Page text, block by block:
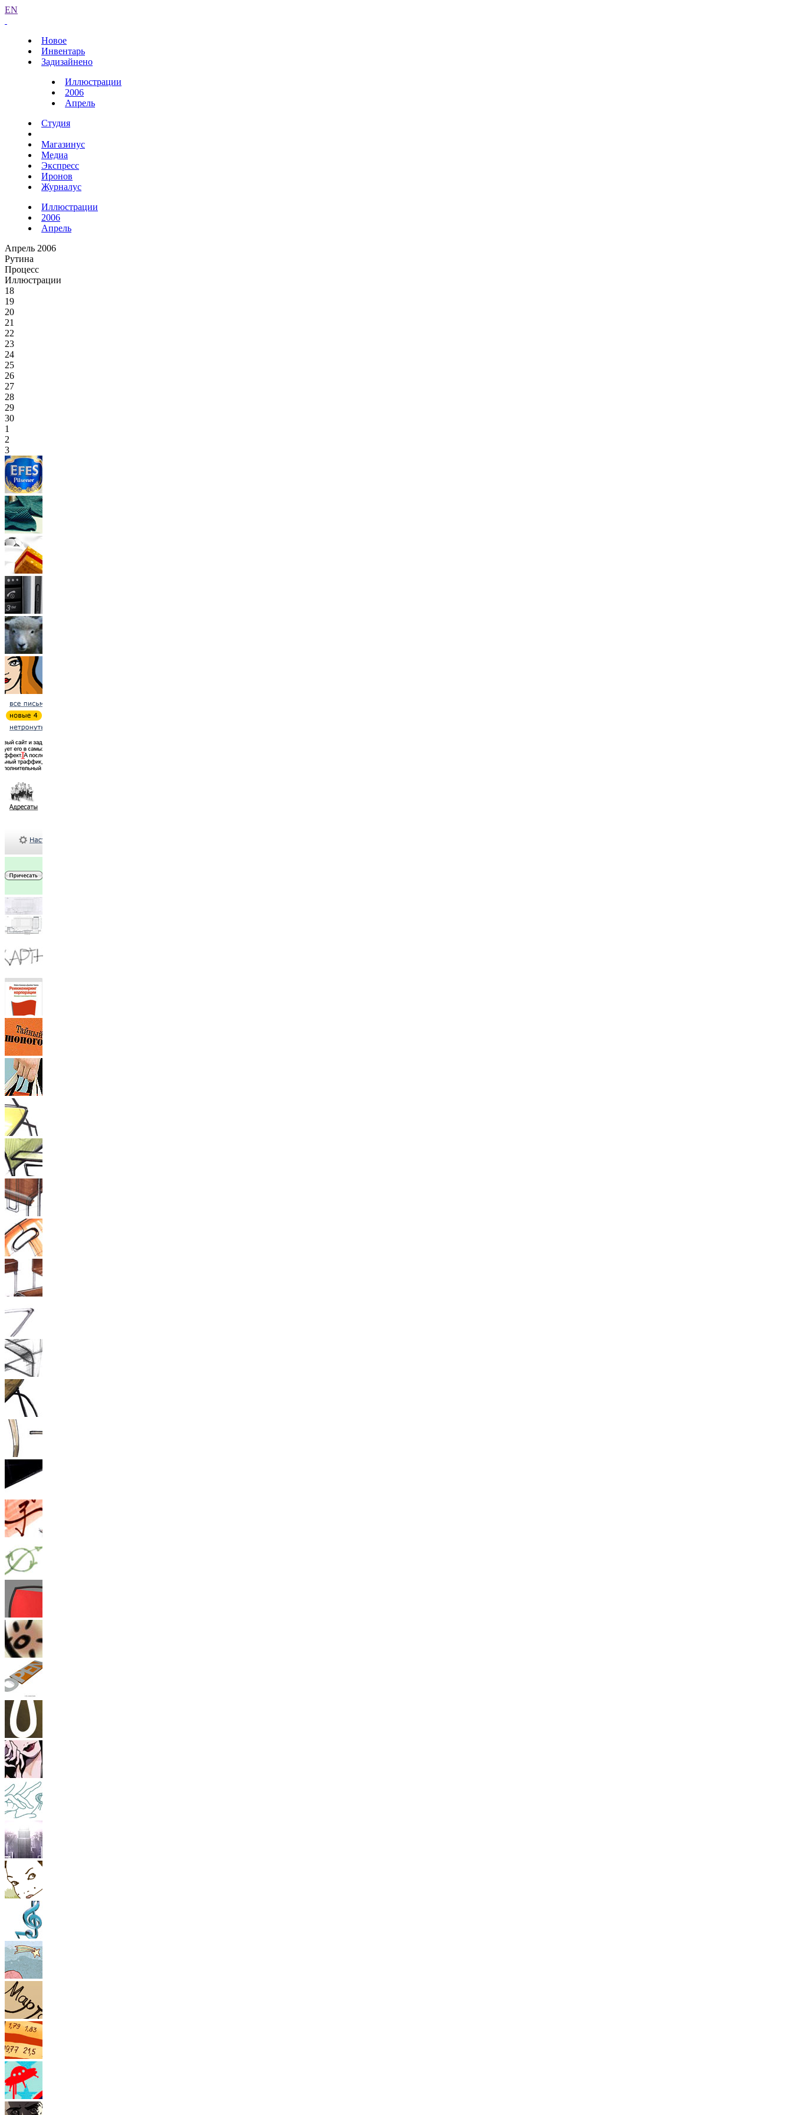
EN
Новое
Инвентарь
Задизайнено
Иллюстрации
2006
Апрель
Студия
Магазинус
Медиа
Экспресс
Иронов
Журналус
Иллюстрации
2006
Апрель
Апрель 2006
Рутина
Процесс
Иллюстрации
18
19
20
21
22
23
24
25
26
27
28
29
30
1
2
3